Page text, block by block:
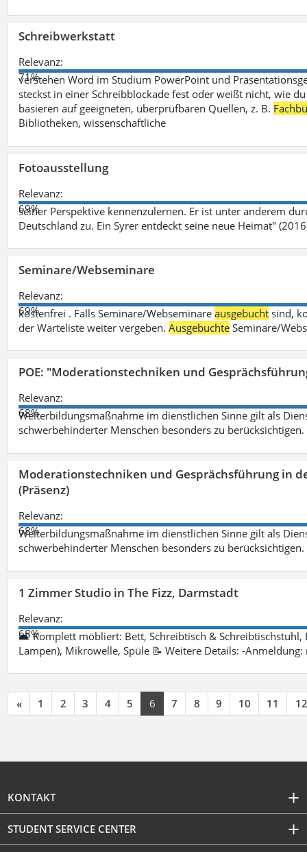
Schreibwerkstatt
Relevanz:
71%
verstehen Word im Studium PowerPoint und
steckst in einer Schreibblockade fest oder weißt nicht, wie
basieren auf geeigneten, überprüfbaren Quellen, z. B.
Bibliotheken, wissenschaftliche
Fotoausstellung
Relevanz:
69%
seiner Perspektive kennenzulernen. Er ist unter anderem
Deutschland zu. Ein Syrer entdeckt seine neue Heimat"
Seminare/Webseminare
Relevanz:
69%
kostenfrei . Falls Seminare/Webseminareausgebucht sind,
der Warteliste weiter vergeben.Ausgebuchte Seminare/
POE: "Moderationstechniken und
Relevanz:
68%
Weiterbildungsmaßnahme im dienstlichen Sinne gilt als
schwerbehinderter Menschen besonders zu berücksichtigen.
Moderationstechniken und Gesprächsführung in
(Präsenz)
Relevanz:
68%
Weiterbildungsmaßnahme im dienstlichen Sinne gilt als
schwerbehinderter Menschen besonders zu berücksichtigen.
1 Zimmer Studio in The Fizz, Darmstadt
Relevanz:
68%
🛋 Komplett möbliert: Bett, Schreibtisch & Schreibtischstuhl,
Lampen), Mikrowelle, Spüle 📝 Weitere Details: -
« 1 2 3 4 5 6 7 8 9 10 11 12
KONTAKT
STUDENT SERVICE CENTER